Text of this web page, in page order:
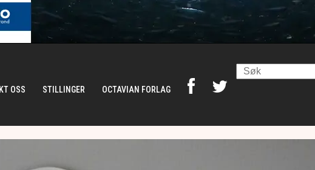
OSS STILLINGER OCTAVIAN FORLAG
Search